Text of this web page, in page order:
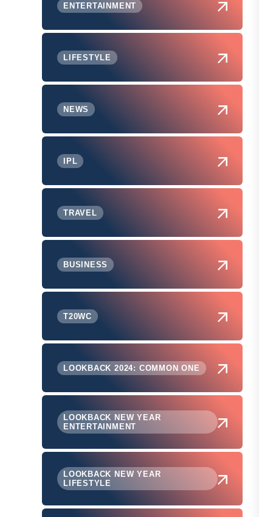
ENTERTAINMENT
LIFESTYLE
NEWS
IPL
TRAVEL
BUSINESS
T20WC
LOOKBACK 2024: COMMON ONE
LOOKBACK NEW YEAR
ENTERTAINMENT
LOOKBACK NEW YEAR
LIFESTYLE